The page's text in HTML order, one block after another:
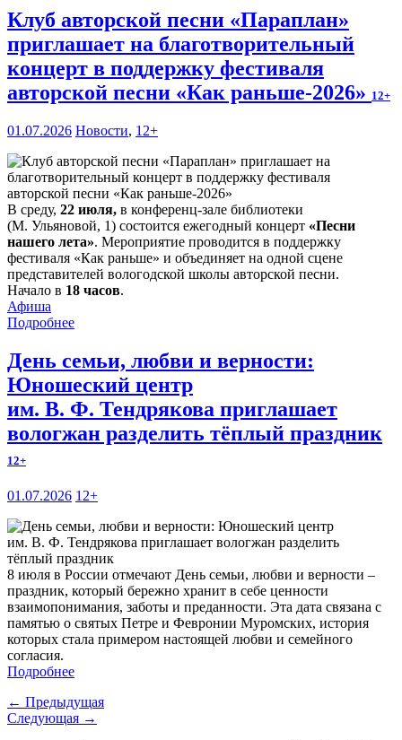
Клуб авторской песни «Параплан»
приглашает на благотворительный
концерт в поддержку фестиваля
авторской песни «Как раньше-2026» 12+
01.07.2026 Новости, 12+
В среду, 22 июля, в конференц-зале библиотеки
(М. Ульяновой, 1) состоится ежегодный концерт «Песни
нашего лета». Мероприятие проводится в поддержку
фестиваля «Как раньше» и объединяет на одной сцене
представителей вологодской школы авторской песни.
Начало в 18 часов.
Афиша
Подробнее
День семьи, любви и верности:
Юношеский центр
им. В. Ф. Тендрякова приглашает
вологжан разделить тёплый праздник
12+
01.07.2026 12+
8 июля в России отмечают День семьи, любви и верности –
праздник, который бережно хранит в себе ценности
взаимопонимания, заботы и преданности. Эта дата связана с
памятью о святых Петре и Февронии Муромских, история
которых стала примером настоящей любви и семейного
согласия.
Подробнее
← Предыдущая
Следующая →